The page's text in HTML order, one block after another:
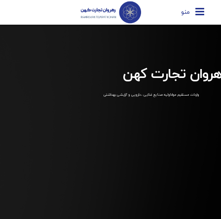
منو
تجارت کهن
واردات مستقیم مواداولیه صنایع غذایی ، دارویی و آرایشی بهداشتی